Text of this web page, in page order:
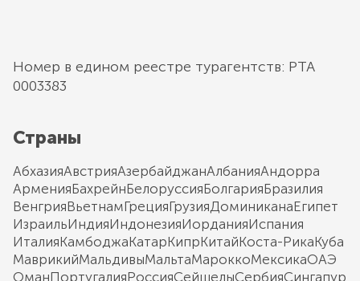
Номер в едином реестре турагентств: РТА
0003383
Страны
АбхазияАвстрияАзербайджанАлбанияАндорра
АрменияБахрейнБелоруссияБолгарияБразилия
ВенгрияВьетнамГрецияГрузияДоминиканаЕгипет
ИзраильИндияИндонезияИорданияИспания
ИталияКамбоджаКатарКипрКитайКоста-РикаКуба
МаврикийМальдивыМальтаМароккоМексикаОАЭ
ОманПортугалияРоссияСейшелыСербияСингапур